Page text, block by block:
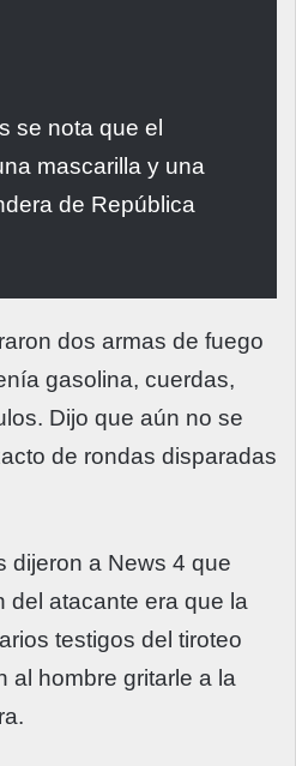
se nota que el
mascarilla y una
de República
dos armas de fuego
gasolina, cuerdas,
Dijo que aún no se
de rondas disparadas
dijeron a News 4 que
del atacante era que la
testigos del tiroteo
al hombre gritarle a la